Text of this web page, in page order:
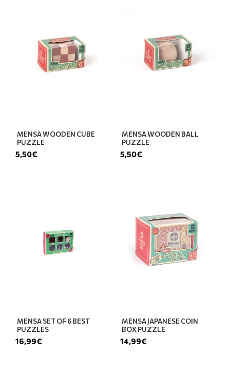
MENSA WOODEN CUBE
PUZZLE
5,50€
MENSA WOODEN BALL
PUZZLE
5,50€
MENSA SET OF 6 BEST
PUZZLES
16,99€
MENSA JAPANESE COIN
BOX PUZZLE
14,99€